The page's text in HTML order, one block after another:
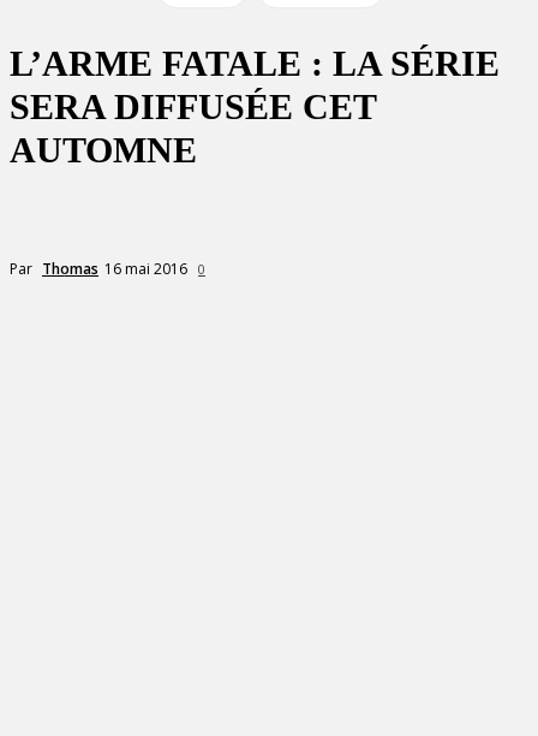
L’ARME FATALE : LA SÉRIE
SERA DIFFUSÉE CET
AUTOMNE
Par Thomas 16 mai 2016 0